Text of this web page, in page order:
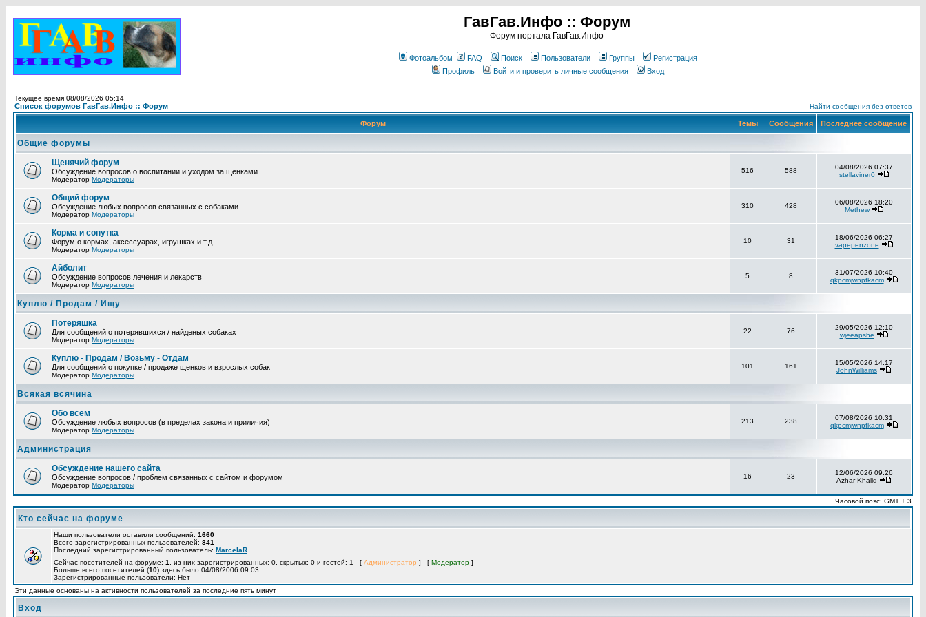
ГавГав.Инфо :: Форум
Форум портала ГавГав.Инфо
Фотоальбом FAQ Поиск Пользователи Группы
Регистрация
Профиль
Войти и проверить личные сообщения Вход
Текущее время 08/08/2026 05:14
Список форумов ГавГав.Инфо :: Форум Найти сообщения без ответов
Форум Темы Сообщения Последнее сообщение
Общие форумы
Щенячий форум
Обсуждение вопросов о воспитании и уходом за щенками
Модератор Модераторы
516 588
04/08/2026 07:37
stellaviner0
Общий форум
Обсуждение любых вопросов связанных с собаками
Модератор Модераторы
310 428
06/08/2026 18:20
Methew
Корма и сопутка
Форум о кормах, аксессуарах, игрушках и т.д.
Модератор Модераторы
10 31
18/06/2026 06:27
vapepenzone
Айболит
Обсуждение вопросов лечения и лекарств
Модератор Модераторы
5 8
31/07/2026 10:40
qkpcmjwnpfkacm
Куплю / Продам / Ищу
Потеряшка
Для сообщений о потерявшихся / найденых собаках
Модератор Модераторы
22 76
29/05/2026 12:10
wjeeapshe
Куплю - Продам / Возьму - Отдам
Для сообщений о покупке / продаже щенков и взрослых собак
Модератор Модераторы
101 161
15/05/2026 14:17
JohnWilliams
Всякая всячина
Обо всем
Обсуждение любых вопросов (в пределах закона и приличия)
Модератор Модераторы
213 238
07/08/2026 10:31
qkpcmjwnpfkacm
Администрация
Обсуждение нашего сайта
Обсуждение вопросов / проблем связанных с сайтом и форумом
Модератор Модераторы
16 23
12/06/2026 09:26
Azhar Khalid
Часовой пояс: GMT + 3
Кто сейчас на форуме
Наши пользователи оставили сообщений: 1660
Всего зарегистрированных пользователей: 841
Последний зарегистрированный пользователь: MarcelaR
Сейчас посетителей на форуме: 1 , из них зарегистрированных: 0, скрытых: 0 и гостей: 1 [ Администратор ] [ Модератор ]
Больше всего посетителей (10) здесь было 04/08/2006 09:03
Зарегистрированные пользователи: Нет
Эти данные основаны на активности пользователей за последние пять минут
Вход